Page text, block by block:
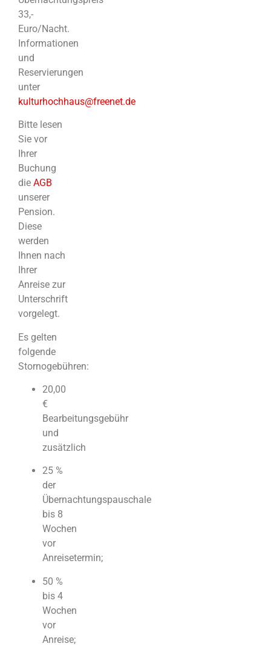
33,-
Euro/Nacht.
Informationen
und
Reservierungen
unter
kulturhochhaus@freenet.de
Bitte lesen
Sie vor
Ihrer
Buchung
die AGB
unserer
Pension.
Diese
werden
Ihnen nach
Ihrer
Anreise zur
Unterschrift
vorgelegt.
Es gelten
folgende
Stornogebühren:
20,00
€
Bearbeitungsgebühr
und
zusätzlich
25 %
der
Übernachtungspauschale
bis 8
Wochen
vor
Anreisetermin;
50 %
bis 4
Wochen
vor
Anreise;